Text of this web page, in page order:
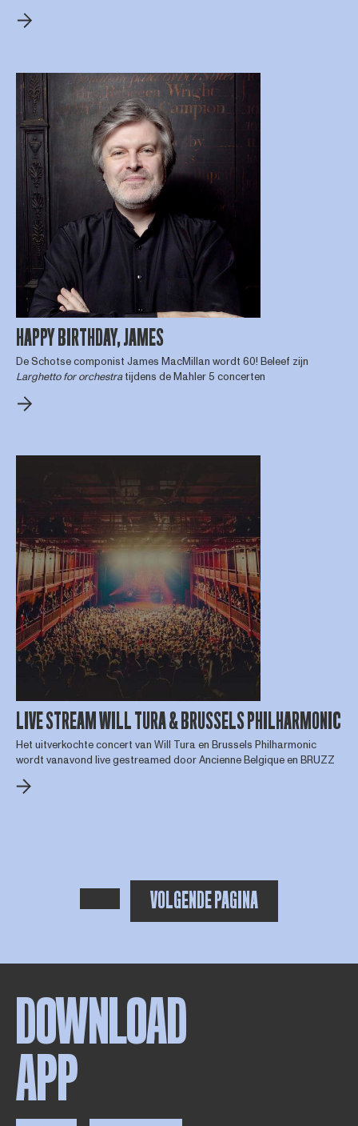
HAPPY BIRTHDAY, JAMES
De Schotse componist James MacMillan wordt 60! Beleef zijn
Larghetto for orchestratijdens de Mahler 5 concerten
LIVE STREAM WILL TURA & BRUSSELS PHILHARMONIC
Het uitverkochte concert van Will Tura en Brussels Philharmonic
wordt vanavond live gestreamed door Ancienne Belgique en BRUZZ
VORIGE PAGINAVOLGENDE PAGINA
DOWNLOAD
APP